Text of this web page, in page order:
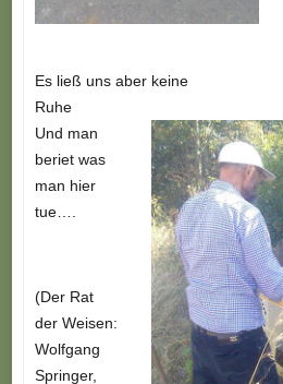
Es ließ uns aber keine
Und man
beriet was
man hier
tue….
(Der Rat
der Weisen:
Wolfgang
Springer,